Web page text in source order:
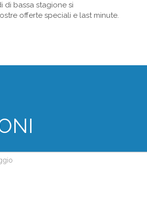
di bassa stagione si
offerte speciali e last minute.